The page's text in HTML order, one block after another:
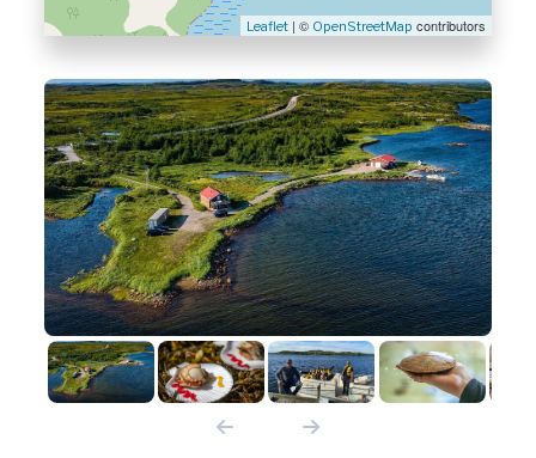
Leaflet| © OpenStreetMap contributors